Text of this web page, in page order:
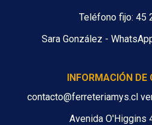
Teléfono fijo: 45
Sara González -
INFORMACIÓN DE
contacto@ferreteriamys.cl
Avenida O'Higgins